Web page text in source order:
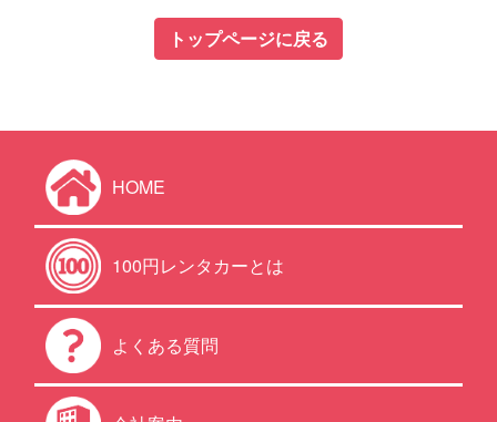
トップページに戻る
HOME
100円レンタカーとは
よくある質問